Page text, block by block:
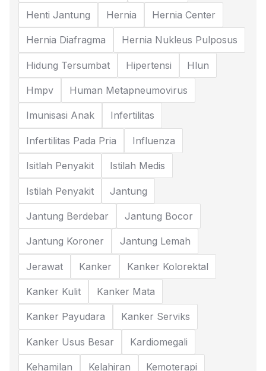
Henti Jantung Hernia Hernia Center
Hernia Diafragma Hernia Nukleus Pulposus
Hidung Tersumbat Hipertensi Hlun
Hmpv Human Metapneumovirus
Imunisasi Anak Infertilitas
Infertilitas Pada Pria Influenza
Isitlah Penyakit Istilah Medis
Istilah Penyakit Jantung
Jantung Berdebar Jantung Bocor
Jantung Koroner Jantung Lemah
Jerawat Kanker Kanker Kolorektal
Kanker Kulit Kanker Mata
Kanker Payudara Kanker Serviks
Kanker Usus Besar Kardiomegali
Kehamilan Kelahiran Kemoterapi